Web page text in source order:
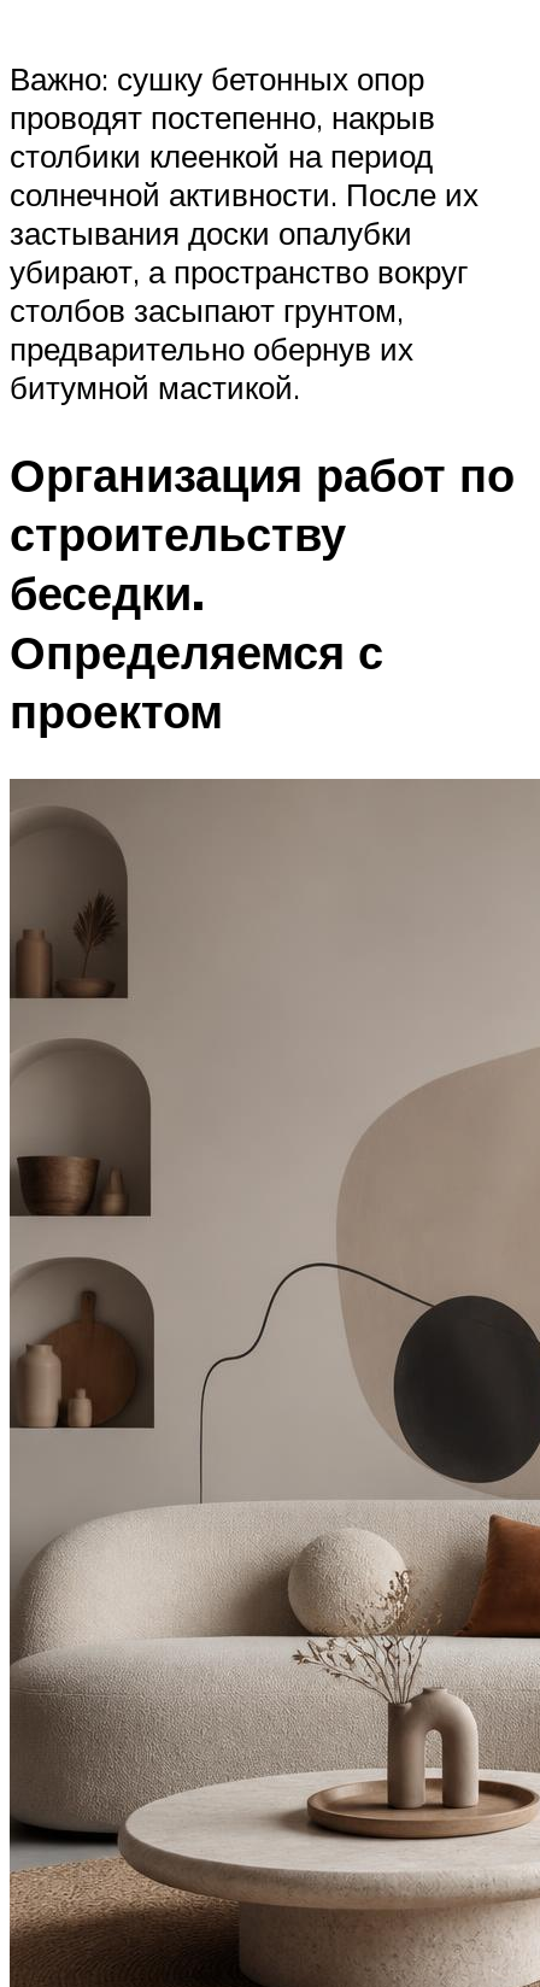
Важно: сушку бетонных опор
проводят постепенно, накрыв
столбики клеенкой на период
солнечной активности. После их
застывания доски опалубки
убирают, а пространство вокруг
столбов засыпают грунтом,
предварительно обернув их
битумной мастикой.
Организация работ по
строительству
беседки.
Определяемся с
проектом